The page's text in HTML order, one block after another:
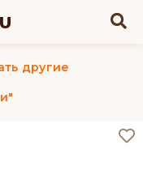
другие